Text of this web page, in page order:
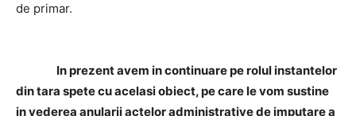
de primar.
In prezent avem in continuare pe rolul instantelor
din tara spete cu acelasi obiect, pe care le vom sustine
in vederea anularii actelor administrative de imputare a